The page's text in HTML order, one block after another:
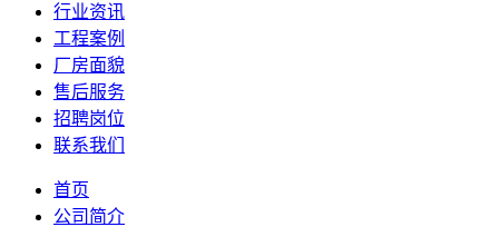
行业资讯
工程案例
厂房面貌
售后服务
招聘岗位
联系我们
首页
公司简介